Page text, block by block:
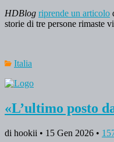
HDBlog riprende un articolo
storie di tre persone rimaste
Italia
«L’ultimo posto
di hookii • 15 Gen 2026 •